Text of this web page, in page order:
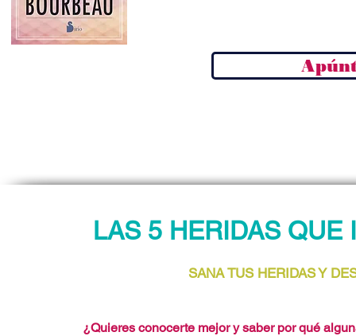
LAS 5 HERIDAS
SANA TUS HERIDAS Y
¿Quieres conocerte mejor y saber por qué